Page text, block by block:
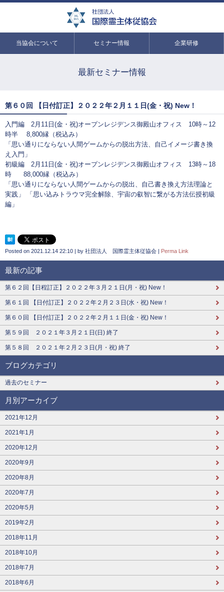
当協会について セミナー情報 企業研修
最新セミナー情報
第６０回 【日付訂正】２０２２年２月１１日(金・祝) New！
入門編 2月11日(金・祝)オープンレジデンス御殿山オフィス 10時～12
時半 8,800縁（税込み）
「思い通りにならない人間ゲームからの脱出方法、自己イメージ書き換
え入門」
初級編 2月11日(金・祝)オープンレジデンス御殿山オフィス 13時～18
時 88,000縁（税込み）
「思い通りにならない人間ゲームからの脱出、自己書き換え方法理論と
実践」 「思い込みトラウマ完全解除、宇宙の叡智に繋がる方法伝授初級
編」
Posted on 2021.12.14 22:10 | by 社団法人 国際霊主体従協会 | Perma Link
最新の記事
第６２回【日程訂正】２０２２年３月２１日(月・祝) New！
第６１回 【日付訂正】２０２２年２月２３日(水・祝) New！
第６０回 【日付訂正】２０２２年２月１１日(金・祝) New！
第５９回 ２０２１年３月２１日(日) 終了
第５８回 ２０２１年２月２３日(月・祝) 終了
ブログカテゴリ
過去のセミナー
月別アーカイブ
2021年12月
2021年1月
2020年12月
2020年9月
2020年8月
2020年7月
2020年5月
2019年2月
2018年11月
2018年10月
2018年7月
2018年6月